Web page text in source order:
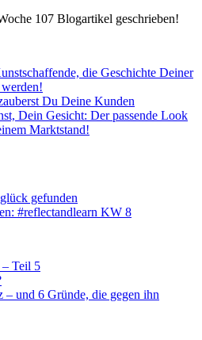
107 Blogartikel geschrieben!
die Geschichte Deiner
Du Deine Kunden
Dein Gesicht: Der passende Look
Marktstand!
gefunden
#reflectandlearn KW 8
– Teil 5
– und 6 Gründe, die gegen ihn